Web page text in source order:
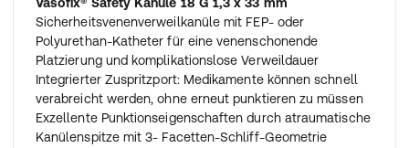
Sicherheitsvenenverweilkanüle mit FEP- oder
Polyurethan-Katheter für eine venenschonende
Platzierung und komplikationslose Verweildauer
Integrierter Zuspritzport: Medikamente können schnell
verabreicht werden, ohne erneut punktieren zu müssen
Exzellente Punktionseigenschaften durch atraumatische
Kanülenspitze mit 3- Facetten-Schliff-Geometrie